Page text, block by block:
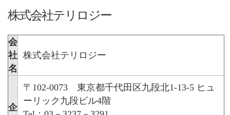
株式会社テリロジー
会
社
名
株式会社テリロジー
企
〒102-0073 東京都千代田区九段北1-13-5 ヒュ
ーリック九段ビル4階